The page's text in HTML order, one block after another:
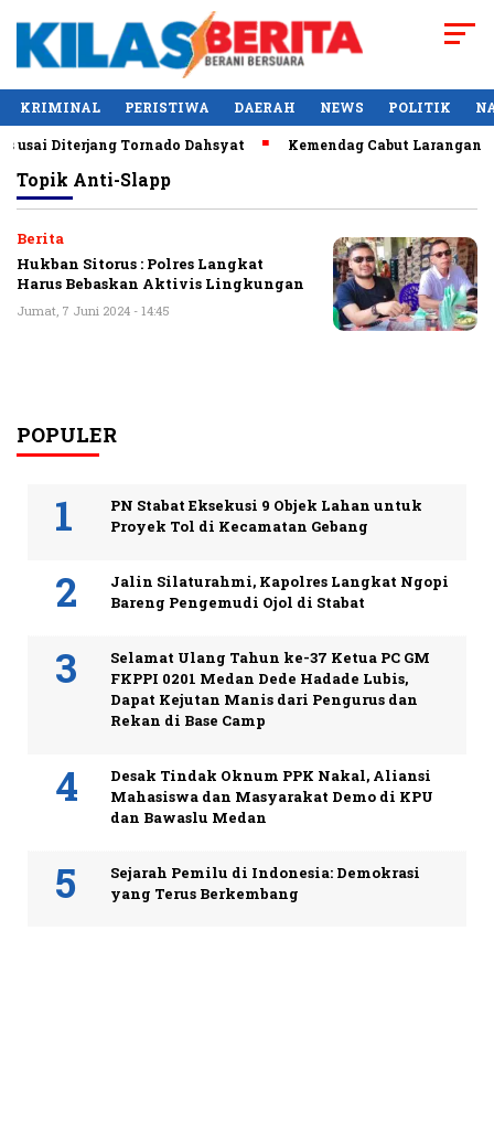
KRIMINAL PERISTIWA DAERAH NEWS POLITIK
Diterjang Tornado Dahsyat Kemendag Cabut Larangan
Topik Anti-Slapp
Berita
Hukban Sitorus : Polres Langkat
Harus Bebaskan Aktivis Lingkungan
Jumat, 7 Juni 2024 - 14:45
POPULER
PN Stabat Eksekusi 9 Objek Lahan untuk
Proyek Tol di Kecamatan Gebang
Jalin Silaturahmi, Kapolres Langkat Ngopi
Bareng Pengemudi Ojol di Stabat
Selamat Ulang Tahun ke-37 Ketua PC GM
FKPPI 0201 Medan Dede Hadade Lubis,
Dapat Kejutan Manis dari Pengurus dan
Rekan di Base Camp
Desak Tindak Oknum PPK Nakal, Aliansi
Mahasiswa dan Masyarakat Demo di KPU
dan Bawaslu Medan
Sejarah Pemilu di Indonesia: Demokrasi
yang Terus Berkembang